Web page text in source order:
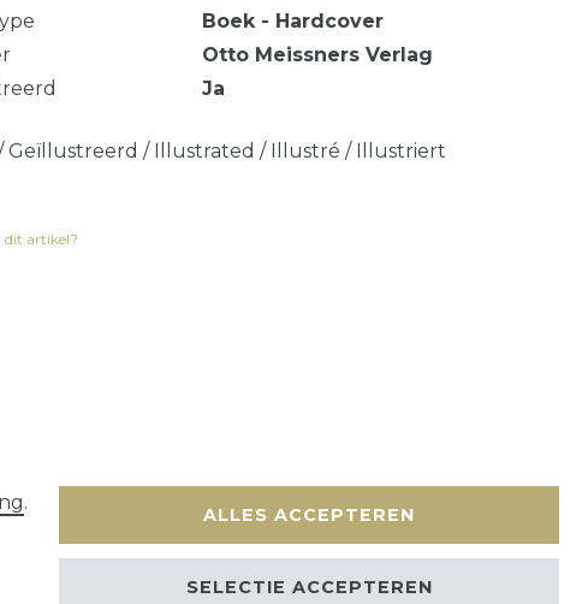
Boek - Hardcover
Otto Meissners Verlag
Ja
/ Geïllustreerd / Illustrated / Illustré / Illustriert
dit artikel?
.
ALLES ACCEPTEREN
SELECTIE ACCEPTEREN